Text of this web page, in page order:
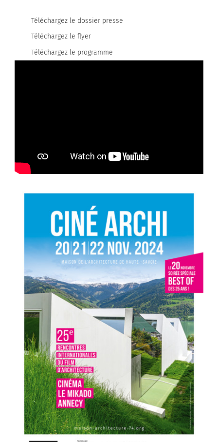
Téléchargez le dossier presse
Téléchargez le flyer
Téléchargez le programme